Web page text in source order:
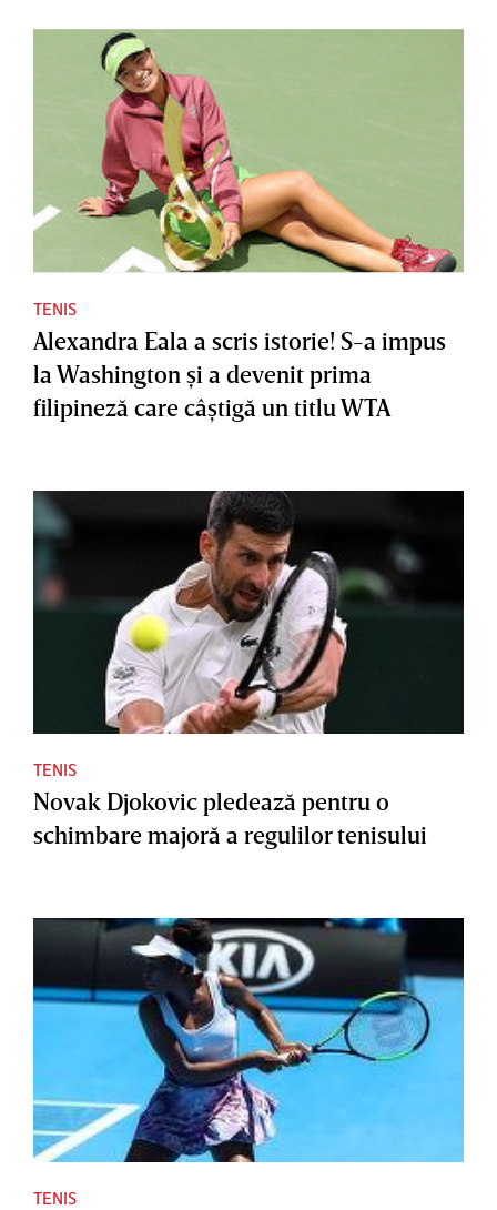
TENIS
Alexandra Eala a scris istorie! S-a impus
la Washington şi a devenit prima
filipineză care câştigă un titlu WTA
TENIS
Novak Djokovic pledează pentru o
schimbare majoră a regulilor tenisului
TENIS